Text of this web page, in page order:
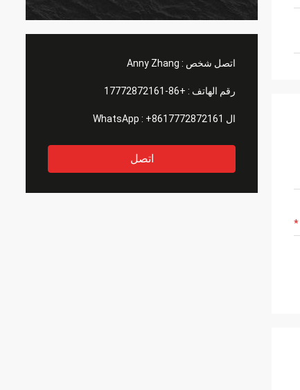
اتصل شخص : Anny Zhang
رقم الهاتف : +86-17772872161
ال WhatsApp : +8617772872161
اتصل